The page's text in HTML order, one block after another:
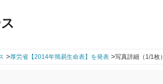
>厚労省【2014年簡易生命表】を発表 >写真詳細（1/1枚）